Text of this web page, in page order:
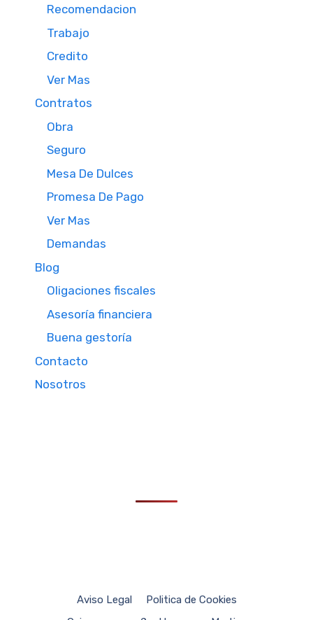
Recomendacion
Trabajo
Credito
Ver Mas
Contratos
Obra
Seguro
Mesa De Dulces
Promesa De Pago
Ver Mas
Demandas
Blog
Oligaciones fiscales
Asesoría financiera
Buena gestoría
Contacto
Nosotros
Aviso Legal
Politica de Cookies